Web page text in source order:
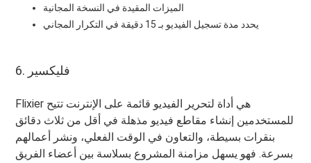
الميزات المقيدة في النسخة المجانية
يحدد مدة تسجيل الفيديو بـ 15 دقيقة في التكرار المجاني
6. فليكسير
Flixier هي أداة لتحرير الفيديو قائمة على الإنترنت تتيح
للمستخدمين إنشاء مقاطع فيديو مذهلة في أقل من ثلاث دقائق
بنقرات بسيطة، والتعاون في الوقت الفعلي، ونشر أعمالهم
بسرعة. فهو يسهل مزامنة المشروع بسلاسة بين أعضاء الفريق